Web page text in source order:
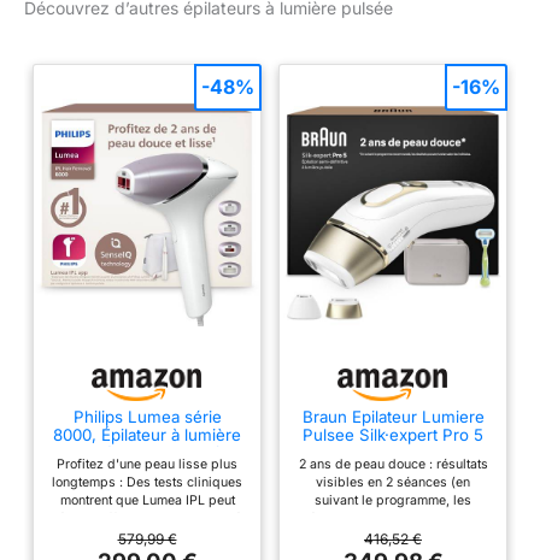
analyse vos variations de
flash à votre peau
[Puissance optimale pour
chaque partie du corps]
Avec Skin-Protection
LITE, une technologie
professionnelle qui
assure un traitement
doux de tout le corps en
seulement 13 minutes
[Petit et puissant] pour
une manipulation facile
Allemagne et fabriqué au
Royaume-Uni
Découvrez d’autres épilateurs à lumière pulsée
Philips Lumea série
8000, Épilateur à lumière
pulsée, alternative à
l'épilation laser,
technologie SenseIQ, 4
accessoires pour corps,
tondeuse-stylo compact,
Profitez d'une peau lisse plus
longtemps : Des tests cliniques
montrent que Lumea IPL peut
non pas seulement pendant 12
mois, mais jusqu’à 2 ans !
579,99 €
-48%
Braun Epilateur Lumiere
Pulsee Silk·expert Pro 5
2 ans de peau douce : résultats
visibles en 2 séances (en
suivant le programme, les
les individus) L'appareil le plus
rapide de Braun : pas besoin
416,52 €
-16%